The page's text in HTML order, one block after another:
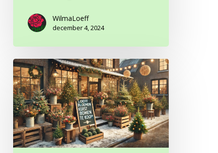
WilmaLoeff
december 4, 2024
🎄 De
Kerstbomen
zijn
er
weer
bij
Loeff
Bloemen! 🎄